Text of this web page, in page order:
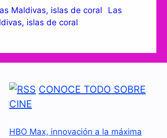
Las
islas de coral
CONOCE TODO SOBRE
CINE
HBO Max, innovación a la máxima